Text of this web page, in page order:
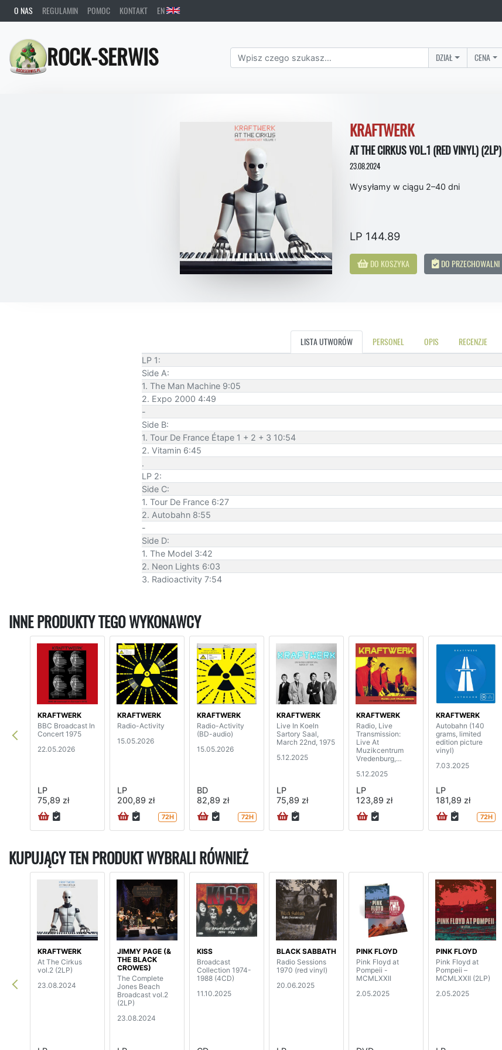
O NAS REGULAMIN POMOC KONTAKT EN
ROCK-SERWIS DZIAŁ CENA
KRAFTWERK
AT THE CIRKUS VOL.1 (RED VINYL) (2LP)
23.08.2024
Wysyłamy w ciągu 2–40 dni
LP 144.89
DO KOSZYKA DO PRZECHOWALNI
LISTA UTWORÓW PERSONEL OPIS RECENZJE
LP 1:
Side A:
1. The Man Machine 9:05
2. Expo 2000 4:49
-
Side B:
1. Tour De France Étape 1 + 2 + 3 10:54
2. Vitamin 6:45
.
LP 2:
Side C:
1. Tour De France 6:27
2. Autobahn 8:55
-
Side D:
1. The Model 3:42
2. Neon Lights 6:03
3. Radioactivity 7:54
INNE PRODUKTY TEGO WYKONAWCY
KRAFTWERK
BBC Broadcast In
Concert 1975
22.05.2026
LP
75,89 zł
KRAFTWERK
Radio-Activity
15.05.2026
LP
200,89 zł
72H
KRAFTWERK
Radio-Activity
(BD-audio)
15.05.2026
BD
82,89 zł
72H
KRAFTWERK
Live In Koeln
Sartory Saal,
March 22nd, 1975
5.12.2025
LP
75,89 zł
KRAFTWERK
Radio, Live
Transmission:
Live At
Muzikcentrum
Vredenburg,
vinyl)
5.12.2025
LP
123,89 zł
KRAFTWERK
Autobahn (140
grams, limited
edition picture
vinyl)
7.03.2025
LP
181,89 zł
72H
KUPUJĄCY TEN PRODUKT WYBRALI RÓWNIEŻ
KRAFTWERK
At The Cirkus
vol.2 (2LP)
23.08.2024
JIMMY PAGE (&
THE BLACK
CROWES)
The Complete
Jones Beach
Broadcast vol.2
(2LP)
23.08.2024
KISS
Broadcast
Collection 1974-
1988 (4CD)
11.10.2025
BLACK SABBATH
Radio Sessions
1970 (red vinyl)
20.06.2025
PINK FLOYD
Pink Floyd at
Pompeii -
MCMLXXII
2.05.2025
PINK FLOYD
Pink Floyd at
Pompeii –
MCMLXXII (2LP)
2.05.2025